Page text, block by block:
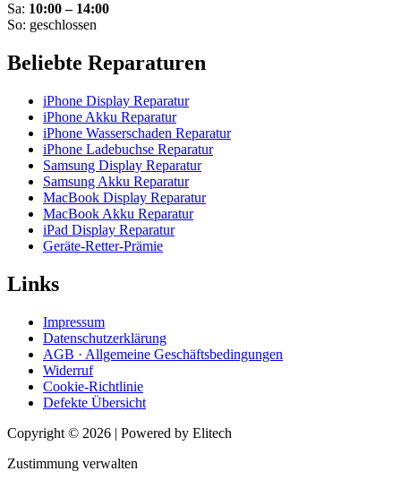
Sa: 10:00 – 14:00
So: geschlossen
Beliebte Reparaturen
iPhone Display Reparatur
iPhone Akku Reparatur
iPhone Wasserschaden Reparatur
iPhone Ladebuchse Reparatur
Samsung Display Reparatur
Samsung Akku Reparatur
MacBook Display Reparatur
MacBook Akku Reparatur
iPad Display Reparatur
Geräte-Retter-Prämie
Links
Impressum
Datenschutzerklärung
AGB · Allgemeine Geschäftsbedingungen
Widerruf
Cookie-Richtlinie
Defekte Übersicht
Copyright © 2026 | Powered by Elitech
Zustimmung verwalten